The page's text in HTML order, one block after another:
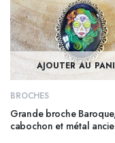
AJOUTER AU
BROCHES
Grande broche
cabochon et métal